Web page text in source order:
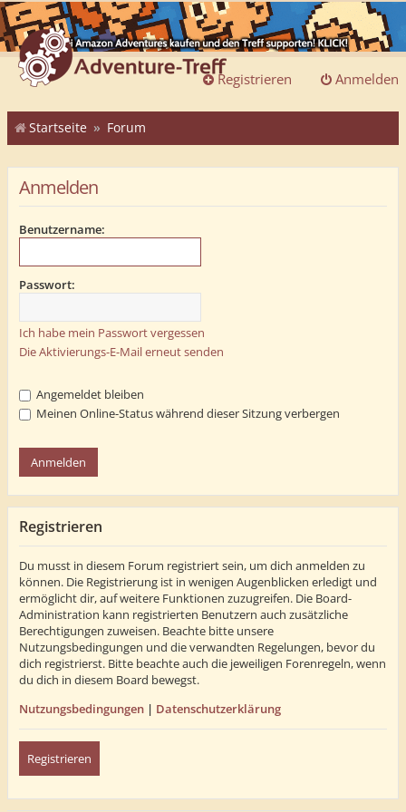
Anmelden
Registrieren
Startseite Forum
Anmelden
Benutzername:
Passwort:
Ich habe mein Passwort vergessen
Die Aktivierungs-E-Mail erneut senden
Angemeldet bleiben
Meinen Online-Status während dieser Sitzung verbergen
Registrieren
Du musst in diesem Forum registriert sein, um dich anmelden zu
können. Die Registrierung ist in wenigen Augenblicken erledigt und
ermöglicht dir, auf weitere Funktionen zuzugreifen. Die Board-
Administration kann registrierten Benutzern auch zusätzliche
Berechtigungen zuweisen. Beachte bitte unsere
Nutzungsbedingungen und die verwandten Regelungen, bevor du
dich registrierst. Bitte beachte auch die jeweiligen Forenregeln, wenn
du dich in diesem Board bewegst.
Nutzungsbedingungen | Datenschutzerklärung
Registrieren